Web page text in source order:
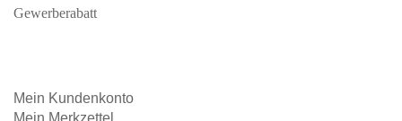
Gewerberabatt
Mein Kundenkonto
Mein Merkzettel